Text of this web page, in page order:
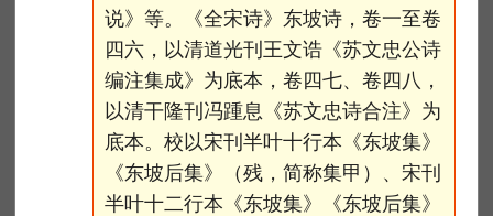
说》等。《全宋诗》东坡诗，卷一至卷
四六，以清道光刊王文诰《苏文忠公诗
编注集成》为底本，卷四七、卷四八，
以清干隆刊冯踵息《苏文忠诗合注》为
底本。校以宋刊半叶十行本《东坡集》
《东坡后集》（残，简称集甲）、宋刊
半叶十二行本《东坡集》《东坡后集》